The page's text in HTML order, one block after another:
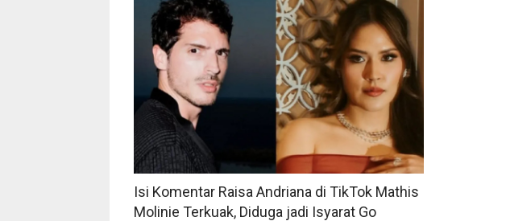
Isi Komentar Raisa Andriana di TikTok Mathis
Molinie Terkuak, Diduga jadi Isyarat Go